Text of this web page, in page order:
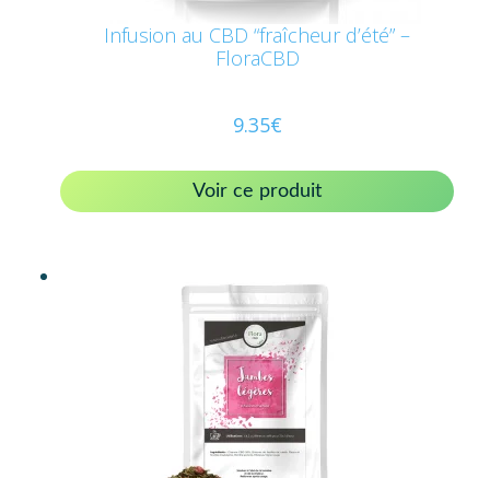
Infusion au CBD “fraîcheur d’été” –
FloraCBD
9.35€
Voir ce produit